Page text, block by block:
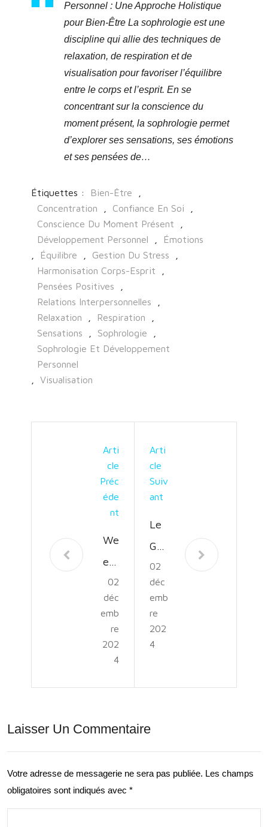
Personnel : Une Approche Holistique
pour Bien-Être La sophrologie est une
discipline qui allie des techniques de
relaxation, de respiration et de
visualisation pour favoriser l’équilibre
entre le corps et l’esprit. En se
concentrant sur la conscience du
moment présent, la sophrologie permet
d’explorer ses sensations, ses émotions
et ses pensées de…
Étiquettes : Bien-Être
Concentration
Confiance En Soi
Conscience Du Moment Présent
Développement Personnel
Émotions
Équilibre Gestion Du Stress
Harmonisation Corps-Esprit
Pensées Positives
Relations Interpersonnelles
Relaxation
Respiration
Sensations
Sophrologie
Sophrologie Et Développement
Personnel
Visualisation
Arti
Cle
Préc
Éde
Nt
We
ek-
end
de
Dév
elo
me
Per
son
nel
02
déc
emb
re
202
4
Arti
Cle
Suiv
Ant
Le
Gui
de
vers
l’Ép
ano
Rôl
02
déc
emb
re
202
4
Laisser Un Commentaire
Votre adresse de messagerie ne sera pas publiée. Les champs
obligatoires sont indiqués avec *